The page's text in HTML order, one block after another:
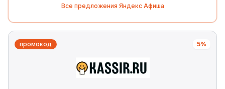
Все предложения Яндекс Афиша
промокод 5%